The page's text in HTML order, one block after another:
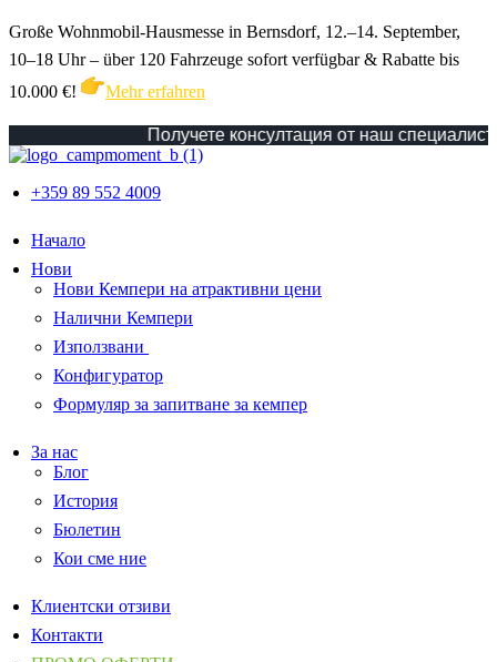
Große Wohnmobil-Hausmesse in Bernsdorf, 12.–14. September,
10–18 Uhr – über 120 Fahrzeuge sofort verfügbar & Rabatte bis
10.000 €!
Mehr erfahren
Получете консултация от наш специалист!
+359 89 552 4009
Начало
Нови
Нови Кемпери на атрактивни цени
Налични Кемпери
Използвани
Конфигуратор
Формуляр за запитване за кемпер
За нас
Блог
История
Бюлетин
Кои сме ние
Клиентски отзиви
Контакти